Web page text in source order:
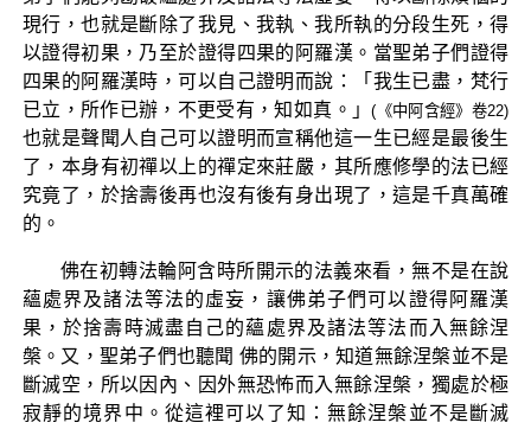
現行，也就是斷除了我見、我執、我所執的分段生死，得
以證得初果，乃至於證得四果的阿羅漢。當聖弟子們證得
四果的阿羅漢時，可以自己證明而說：「我生已盡，梵行
已立，所作已辦，不更受有，知如真。」(《中阿含經》卷22)
也就是聲聞人自己可以證明而宣稱他這一生已經是最後生
了，本身有初禪以上的禪定來莊嚴，其所應修學的法已經
究竟了，於捨壽後再也沒有後有身出現了，這是千真萬確
的。
佛在初轉法輪阿含時所開示的法義來看，無不是在說
蘊處界及諸法等法的虛妄，讓佛弟子們可以證得阿羅漢
果，於捨壽時滅盡自己的蘊處界及諸法等法而入無餘涅
槃。又，聖弟子們也聽聞 佛的開示，知道無餘涅槃並不是
斷滅空，所以因內、因外無恐怖而入無餘涅槃，獨處於極
寂靜的境界中。從這裡可以了知：無餘涅槃並不是斷滅